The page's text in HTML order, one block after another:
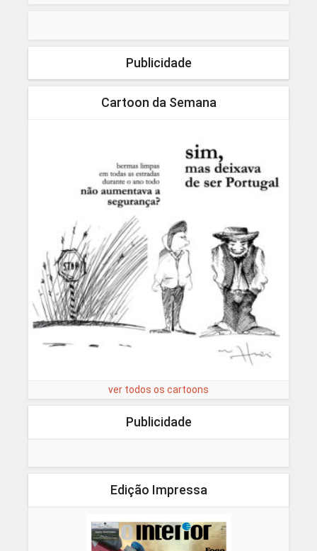
Publicidade
Cartoon da Semana
ver todos os cartoons
Publicidade
Edição Impressa